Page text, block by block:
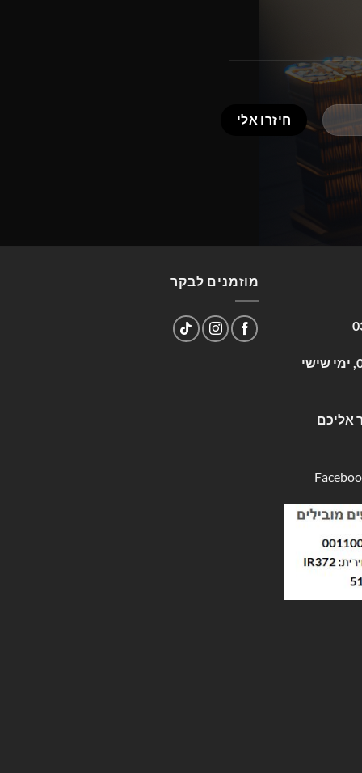
שעות פעילות: א-ה 09:00-17:00, ימי שישי
אליכם
מוזמנים לבקר